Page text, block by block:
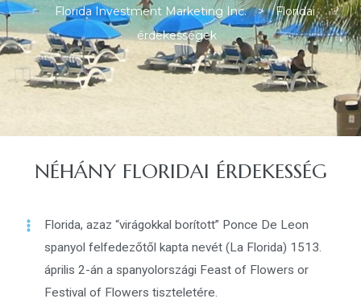
Florida Investment Marketing Inc. > Floridai
érdekességek
NÉHÁNY FLORIDAI ÉRDEKESSÉG
Florida, azaz “virágokkal borított” Ponce De Leon
spanyol felfedezőtől kapta nevét (La Florida) 1513.
április 2-án a spanyolországi Feast of Flowers or
Festival of Flowers tiszteletére.